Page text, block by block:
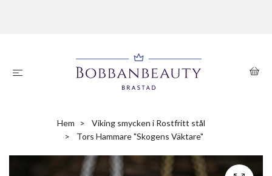
Hem
Viking smycken i Rostfritt stål
Tors Hammare "Skogens Väktare"